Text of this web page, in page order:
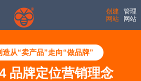
创建
网站
管理
网站
造从“卖产品”走向“做品牌”
品牌定位营销理念